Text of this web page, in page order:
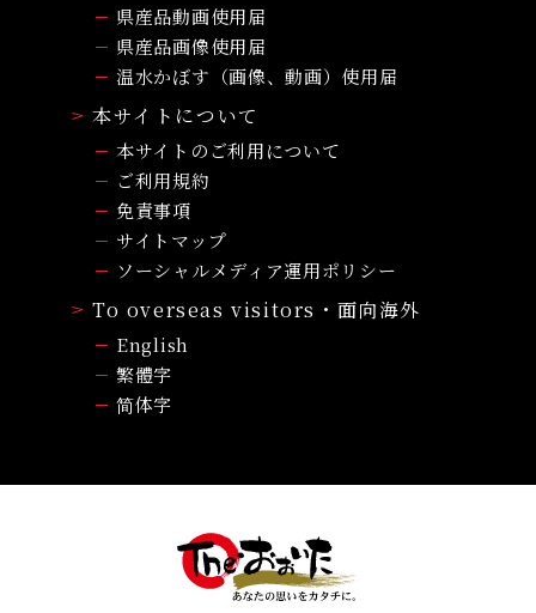
県産品動画使用届
県産品画像使用届
温水かぼす（画像、動画）使用届
本サイトについて
本サイトのご利用について
ご利用規約
免責事項
サイトマップ
ソーシャルメディア運用ポリシー
To overseas visitors・面向海外
English
繁體字
简体字